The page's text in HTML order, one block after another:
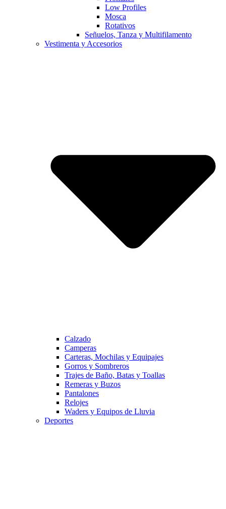
Low Profiles
Mosca
Rotativos
Señuelos, Tanza y Multifilamento
Vestimenta y Accesorios
Calzado
Camperas
Carteras, Mochilas y Equipajes
Gorros y Sombreros
Trajes de Baño, Batas y Toallas
Remeras y Buzos
Pantalones
Relojes
Waders y Equipos de Lluvia
Deportes